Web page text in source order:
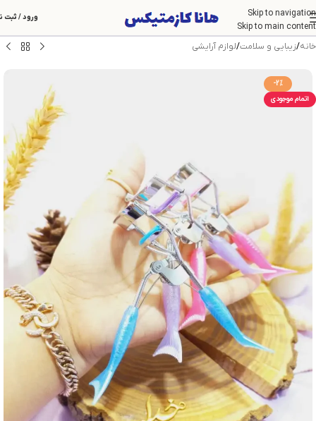
Skip to navigation
Skip to main content
ورود / ثبت
خانه/زیبایی و سلامت/لوازم آرایشی
-2%
اتمام موجودی